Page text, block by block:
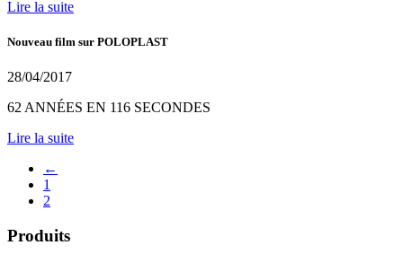
Lire la suite
Nouveau film sur POLOPLAST
28/04/2017
62 ANNÉES EN 116 SECONDES
Lire la suite
←
1
2
Produits